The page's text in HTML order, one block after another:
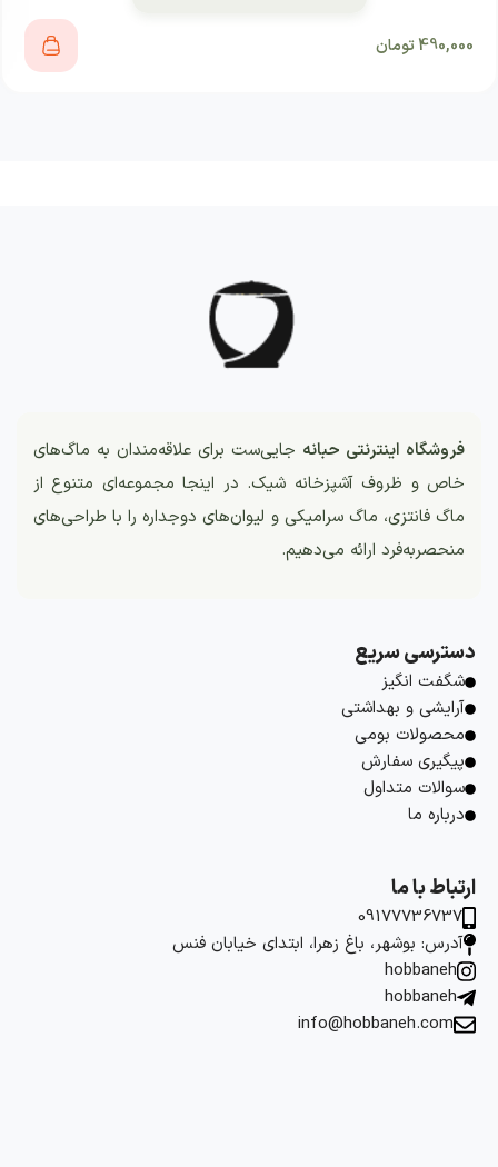
490,000تومان
فروشگاه اینترنتی حبانه جایی‌ست برای علاقه‌مندان به ماگ‌های
خاص و ظروف آشپزخانه شیک. در اینجا مجموعه‌ای متنوع از
ماگ فانتزی، ماگ سرامیکی و لیوان‌های دوجداره را با طراحی‌های
منحصربه‌فرد ارائه می‌دهیم.
دسترسی سریع
شگفت انگیز
آرایشی و بهداشتی
محصولات بومی
پیگیری سفارش
سوالات متداول
درباره ما
ارتباط با ما
09177736737
آدرس: بوشهر، باغ زهرا، ابتدای خیابان فنس
hobbaneh
hobbaneh
info@hobbaneh.com